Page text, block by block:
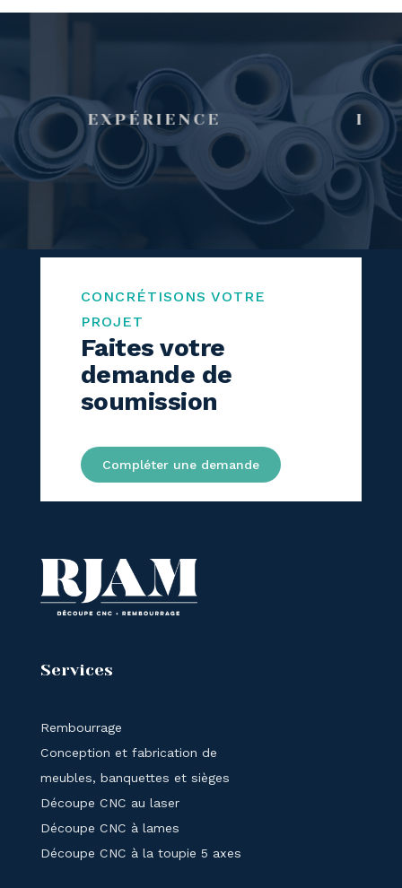
EXPÉRIENCE
CONCRÉTISONS VOTRE
PROJET
Faites votre
demande de
soumission
Compléter une demande
Services
Rembourrage
Conception et fabrication de
meubles, banquettes et sièges
Découpe CNC au laser
Découpe CNC à lames
Découpe CNC à la toupie 5 axes